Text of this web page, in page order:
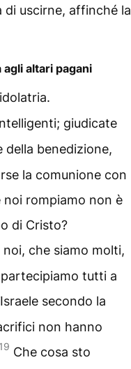
di uscirne, affinché la
altari pagani
giudicate
della benedizione,
la comunione con
noi rompiamo non è
di Cristo?
che siamo molti,
tutti a
secondo la
non hanno
19 Che cosa sto